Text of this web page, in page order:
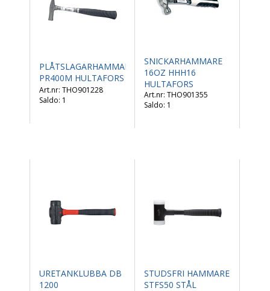
PLÅTSLAGARHAMMARE
PR400M HULTAFORS
THO901228
Saldo: 1
SNICKARHAMMARE
16OZ HHH16
HULTAFORS
THO901355
Saldo: 1
URETANKLUBBA DB
1200
STUDSFRI HAMMARE
STFS50 STÅL